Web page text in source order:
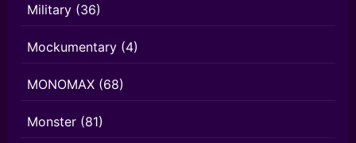
Military (36)
Mockumentary (4)
MONOMAX (68)
Monster (81)